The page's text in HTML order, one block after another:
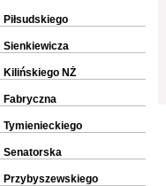
Piłsudskiego
Sienkiewicza
Kilińskiego NŻ
Fabryczna
Tymienieckiego
Senatorska
Przybyszewskiego